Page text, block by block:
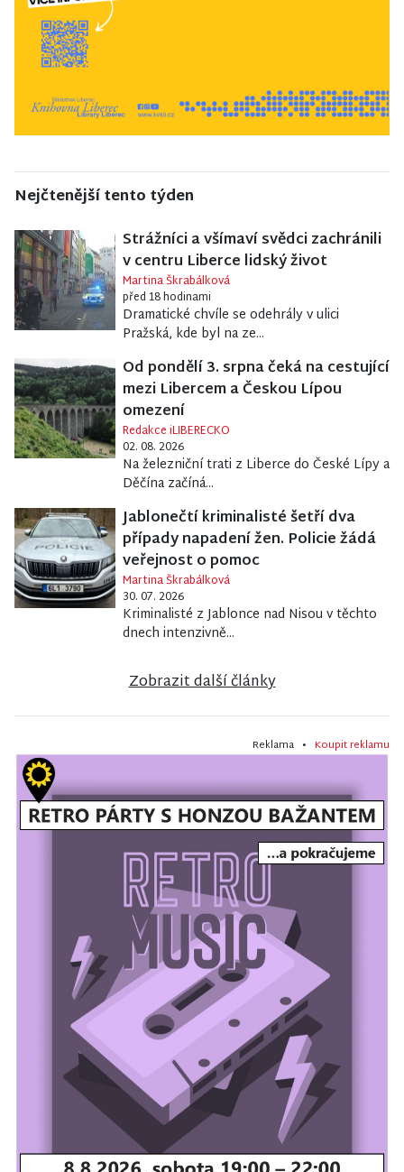
Nejčtenější tento týden
Strážníci a všímaví svědci zachránili
v centru Liberce lidský život
Martina Škrabálková
před 18 hodinami
Dramatické chvíle se odehrály v ulici
Pražská, kde byl na ze...
Od pondělí 3. srpna čeká na cestující
mezi Libercem a Českou Lípou
omezení
Redakce iLIBERECKO
02. 08. 2026
Na železniční trati z Liberce do České Lípy a
Děčína začíná...
Jablonečtí kriminalisté šetří dva
případy napadení žen. Policie žádá
veřejnost o pomoc
Martina Škrabálková
30. 07. 2026
Kriminalisté z Jablonce nad Nisou v těchto
dnech intenzivně...
Zobrazit další články
Reklama • Koupit reklamu